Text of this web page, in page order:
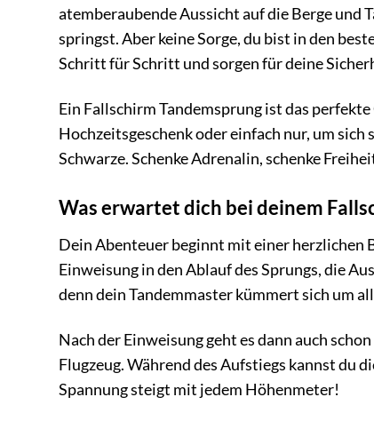
atemberaubende Aussicht auf die Berge und
springst. Aber keine Sorge, du bist in den
Schritt für Schritt und sorgen für deine
Ein Fallschirm Tandemsprung ist das
Hochzeitsgeschenk oder einfach nur, um
Schwarze. Schenke Adrenalin, schenke
Was erwartet dich bei deinem
Dein Abenteuer beginnt mit einer herzlichen
Einweisung in den Ablauf des Sprungs, die
denn dein Tandemmaster kümmert sich um
Nach der Einweisung geht es dann auch
Flugzeug. Während des Aufstiegs kannst du
Spannung steigt mit jedem Höhenmeter!